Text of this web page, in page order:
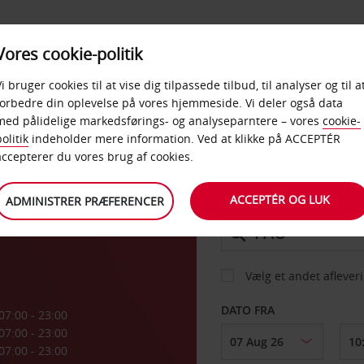
PRODUKTER &
KONTORER
07:00 - 23:00
07:00 - 23:00
07:00 - 23:00
BIL
AFHENT FRA
Vælg et andet
DATO FRA
cookie-politik
bruger cookies til at vise dig tilpassede tilbud, til analyser og til
din oplevelse på vores hjemmeside. Vi deler også data
pålidelige markedsførings- og analyseparntere – vores cookie-
indeholder mere information. Ved at klikke på ACCEPTÉR
du vores brug af cookies.
ADMINISTRER PRÆFERENCER ACCEPTÉR OG LUK